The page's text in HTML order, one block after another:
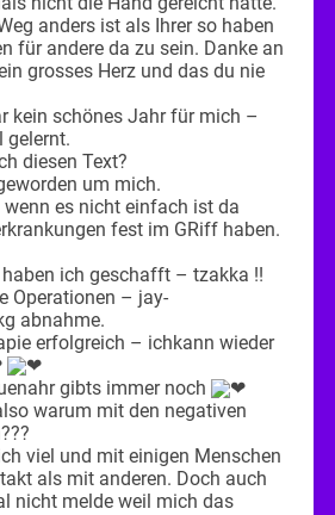
anders ist als Ihrer so haben
für andere da zu sein. Danke an
grosses Herz und das du nie
kein schönes Jahr für mich –
gelernt.
diesen Text?
um mich.
wenn es nicht einfach ist da
fest im GRiff haben.
ich geschafft – tzakka !!
Operationen – jay-
abnahme.
erfolgreich – ichkann wieder
gibts immer noch
warum mit den negativen
viel und mit einigen Menschen
als mit anderen. Doch auch
nicht melde weil mich das